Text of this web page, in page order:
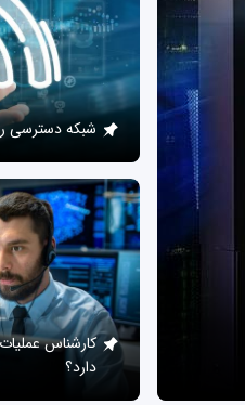
شبکه دسترسی
کارشناس
دارد؟